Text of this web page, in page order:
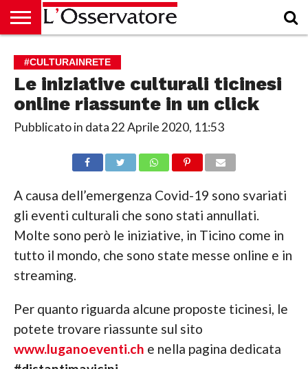
CULTURA
ECONOMIA
RUBRICHE
ARCHIVIO
PODCAST
ABBONAMENTO
CHI
SIAMO
ACCEDI
#CULTURAINRETE
Le iniziative culturali ticinesi
online riassunte in un click
Pubblicato in data22 Aprile 2020, 11:53
A causa dell’emergenza Covid-19 sono svariati
gli eventi culturali che sono stati annullati.
Molte sono però le iniziative, in Ticino come in
tutto il mondo, che sono state messe online e in
streaming.
Per quanto riguarda alcune proposte ticinesi, le
potete trovare riassunte sul sito
www.luganoeventi.ch e nella pagina dedicata